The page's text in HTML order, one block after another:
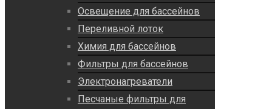
Освещение для бассейнов
Переливной лоток
Химия для бассейнов
Фильтры для бассейнов
Электронагреватели
Песчаные фильтры для